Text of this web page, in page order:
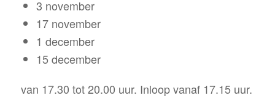
3 november
17 november
1 december
15 december
van 17.30 tot 20.00 uur. Inloop vanaf 17.15 uur.